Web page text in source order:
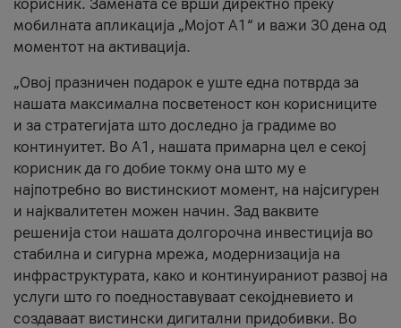
корисник. Замената се врши директно преку
мобилната апликација „Мојот А1“ и важи 30 дена од
моментот на активација.
„Овој празничен подарок е уште една потврда за
нашата максимална посветеност кон корисниците
и за стратегијата што доследно ја градиме во
континуитет. Во А1, нашата примарна цел е секој
корисник да го добие токму она што му е
најпотребно во вистинскиот момент, на најсигурен
и најквалитетен можен начин. Зад ваквите
решенија стои нашата долгорочна инвестиција во
стабилна и сигурна мрежа, модернизација на
инфраструктурата, како и континуираниот развој на
услуги што го поедноставуваат секојдневието и
создаваат вистински дигитални придобивки. Во